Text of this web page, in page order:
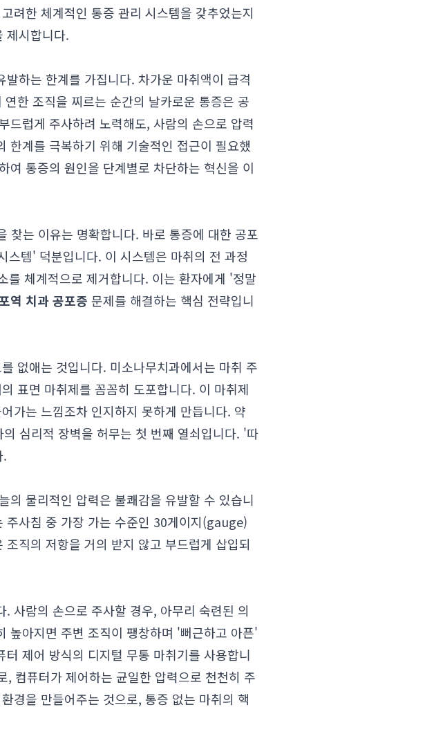
려한 체계적인 통증 관리 시스템을 갖추었는지
제시합니다.
하는 한계를 가집니다. 차가운 마취액이 급격
한 조직을 찌르는 순간의 날카로운 통증은 공
드럽게 주사하려 노력해도, 사람의 손으로 압력
한계를 극복하기 위해 기술적인 접근이 필요했
여 통증의 원인을 단계별로 차단하는 혁신을 이
찾는 이유는 명확합니다. 바로 통증에 대한 공포
템' 덕분입니다. 이 시스템은 마취의 전 과정
를 체계적으로 제거합니다. 이는 환자에게 '정말
역 치과 공포증 문제를 해결하는 핵심 전략입니
없애는 것입니다. 미소나무치과에서는 마취 주
표면 마취제를 꼼꼼히 도포합니다. 이 마취제
가는 느낌조차 인지하지 못하게 만듭니다. 약
심리적 장벽을 허무는 첫 번째 열쇠입니다. '따
.
의 물리적인 압력은 불쾌감을 유발할 수 있습니
주사침 중 가장 가는 수준인 30게이지(gauge)
직의 저항을 거의 받지 않고 부드럽게 삽입되
사람의 손으로 주사할 경우, 아무리 숙련된 의
높아지면 주변 조직이 팽창하며 '뻐근하고 아픈'
제어 방식의 디지털 무통 마취기를 사용합니
컴퓨터가 제어하는 균일한 압력으로 천천히 주
경을 만들어주는 것으로, 통증 없는 마취의 핵